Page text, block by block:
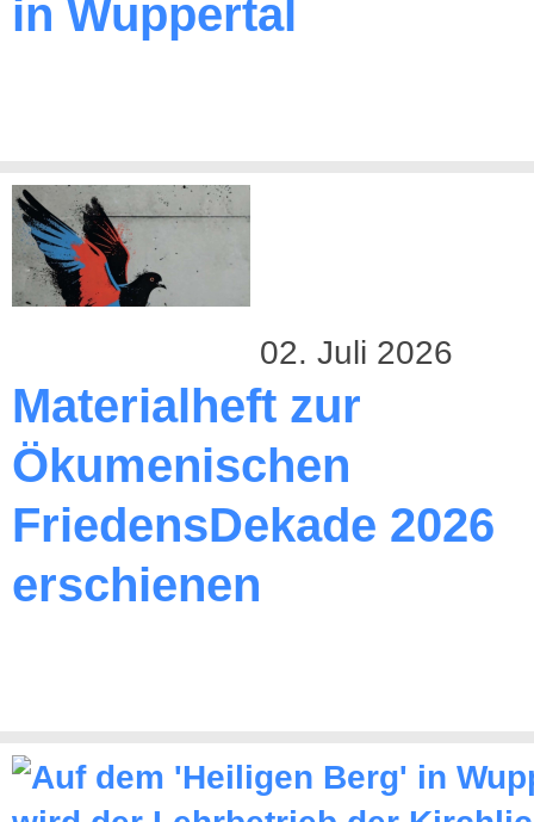
in Wuppertal
02. Juli 2026
Materialheft zur
Ökumenischen
FriedensDekade 2026
erschienen